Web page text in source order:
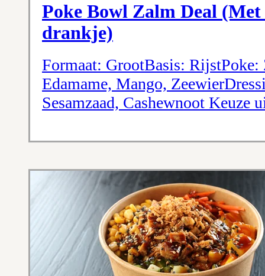
Poke Bowl Zalm Deal (Met
drankje)
Formaat: GrootBasis:
Edamame, Mango,
Sesamzaad, Cashewnoot Keuze